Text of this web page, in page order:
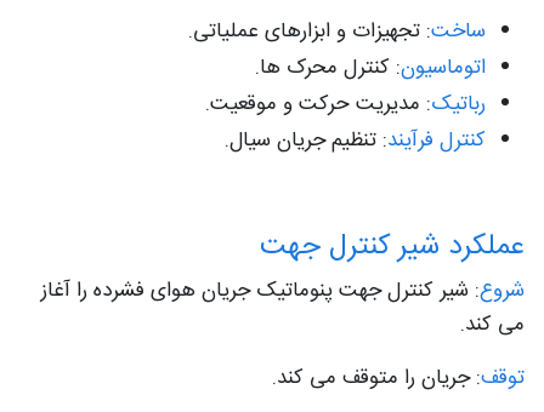
ساخت: تجهیزات و ابزارهای عملیاتی.
اتوماسیون: کنترل محرک ها.
رباتیک: مدیریت حرکت و موقعیت.
کنترل فرآیند: تنظیم جریان سیال.
عملکرد شیر کنترل جهت
شروع: شیر کنترل جهت پنوماتیک جریان هوای فشرده را آغاز
می کند.
توقف: جریان را متوقف می کند.